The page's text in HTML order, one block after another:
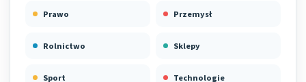
Prawo Przemysł
Rolnictwo Sklepy
Sport Technologie